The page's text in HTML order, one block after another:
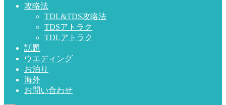
攻略法
TDL&TDS攻略法
TDSアトラク
TDLアトラク
話題
ウエディング
お泊り
海外
お問い合わせ